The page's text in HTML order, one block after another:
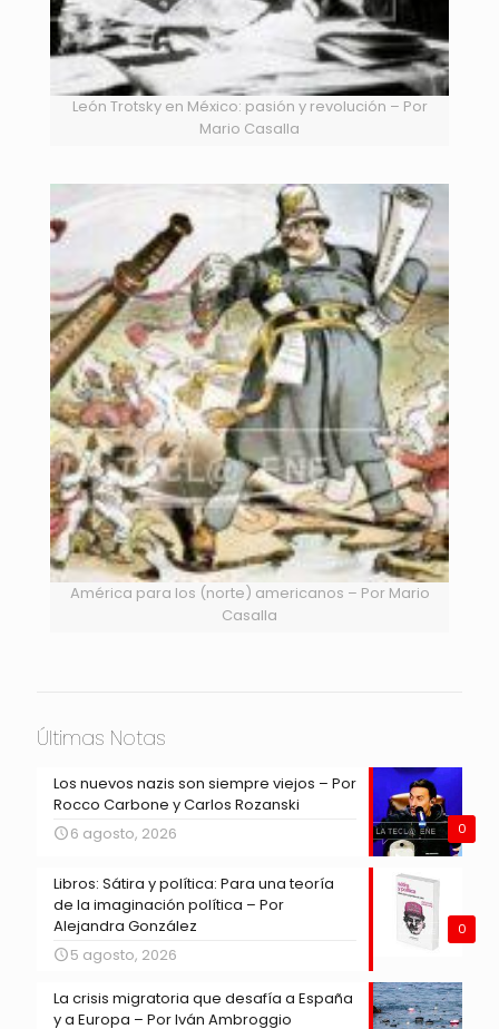
León Trotsky en México: pasión y revolución – Por
Mario Casalla
América para los (norte) americanos – Por Mario
Casalla
Últimas Notas
0
Los nuevos nazis son siempre viejos – Por
Rocco Carbone y Carlos Rozanski
6 agosto, 2026
0
Libros: Sátira y política: Para una teoría
de la imaginación política – Por
Alejandra González
5 agosto, 2026
La crisis migratoria que desafía a España
y a Europa – Por Iván Ambroggio